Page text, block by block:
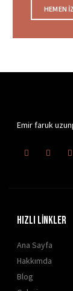
HEMEN
Emir faruk
HIZLI LİNKLER
Ana Sayfa
Hakkımda
Blog